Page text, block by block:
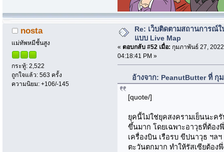
nosta
แม่ทัพหมีชั้นสูง
กระทู้: 2,522
ถูกใจแล้ว: 563 ครั้ง
ความนิยม: +106/-145
Re: เว็บติดตามสถานการณ์ใ
แบบ Live Map
« ตอบกลับ #52 เมื่อ: กุมภาพันธ์ 27,
04:18:41 PM »
อ้างจาก: PeanutButter ที่ กุ
[quote/]
ยุคนี้ไม่ใช่ยุคสงครามเย็นนะค
ขึ้นมาก โดยเฉพาะอาวุธที่ต้อง
เครื่องบิน เรือรบ ขีปนาวุธ ฯล
ตะวันตกมาก ทำให้รัสเซียต้อง